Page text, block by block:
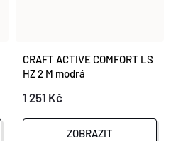
CRAFT ACTIVE COMFORT LS
HZ 2 M modrá
1 251 Kč
ZOBRAZIT